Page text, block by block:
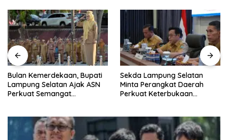
Bulan Kemerdekaan, Bupati
Lampung Selatan Ajak ASN
Perkuat Semangat
Sekda Lampung Selatan
Minta Perangkat Daerah
Perkuat Keterbukaan